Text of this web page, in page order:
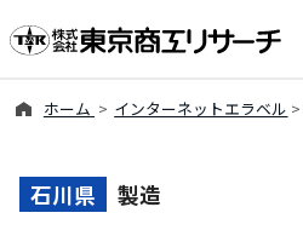
ホーム インターネットエラベル
石川県 製造